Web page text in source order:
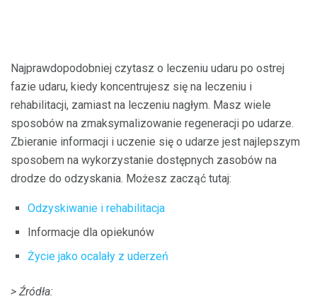
Najprawdopodobniej czytasz o leczeniu udaru po ostrej
fazie udaru, kiedy koncentrujesz się na leczeniu i
rehabilitacji, zamiast na leczeniu nagłym. Masz wiele
sposobów na zmaksymalizowanie regeneracji po udarze.
Zbieranie informacji i uczenie się o udarze jest najlepszym
sposobem na wykorzystanie dostępnych zasobów na
drodze do odzyskania. Możesz zacząć tutaj:
Odzyskiwanie i rehabilitacja
Informacje dla opiekunów
Życie jako ocalały z uderzeń
> Źródła: